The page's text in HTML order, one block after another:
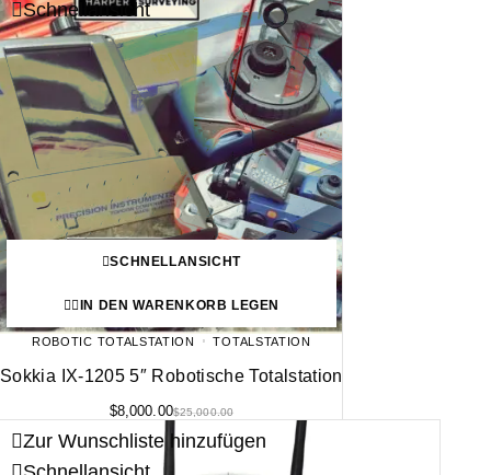
Schnellansicht
SCHNELLANSICHT
IN DEN WARENKORB LEGEN
ROBOTIC TOTALSTATION TOTALSTATION
Sokkia IX-1205 5″ Robotische Totalstation
$25,000.00
$8,000.00
Zur Wunschliste hinzufügen